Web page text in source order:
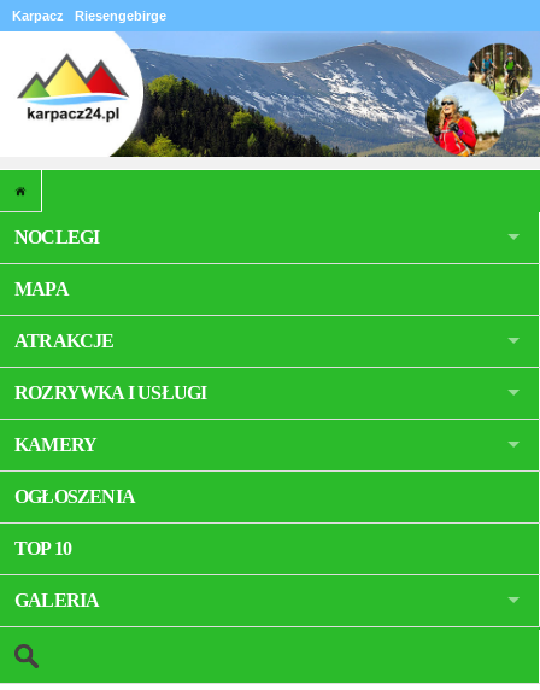
Karpacz Riesengebirge
NOCLEGI
MAPA
ATRAKCJE
ROZRYWKA I USŁUGI
KAMERY
OGŁOSZENIA
TOP 10
GALERIA